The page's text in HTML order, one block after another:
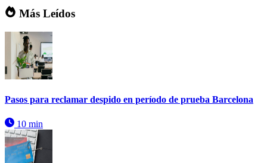
Más Leídos
Pasos para reclamar despido en período de prueba Barcelona
10 min